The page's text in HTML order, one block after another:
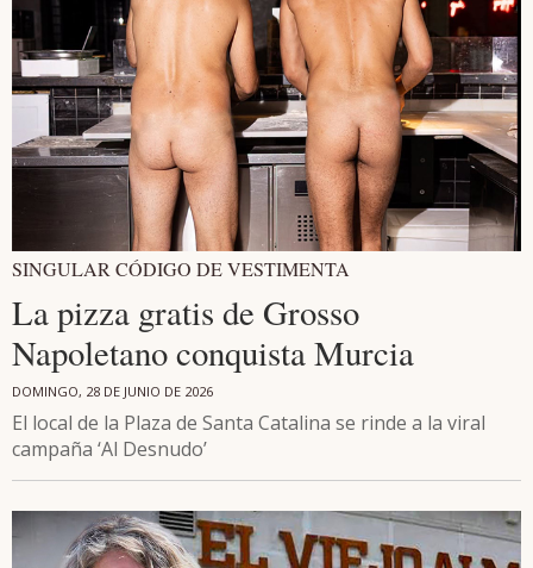
SINGULAR CÓDIGO DE VESTIMENTA
La pizza gratis de Grosso
Napoletano conquista Murcia
DOMINGO, 28 DE JUNIO DE 2026
El local de la Plaza de Santa Catalina se rinde a la viral
campaña ‘Al Desnudo’